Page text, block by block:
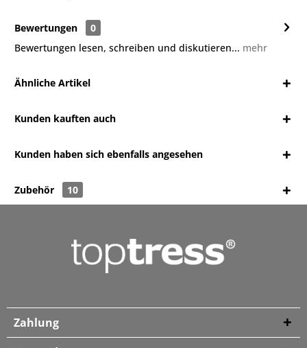
Bewertungen
0
Bewertungen lesen, schreiben und diskutieren... mehr
Ähnliche Artikel
Kunden kauften auch
Kunden haben sich ebenfalls angesehen
Zubehör 10
Zahlung